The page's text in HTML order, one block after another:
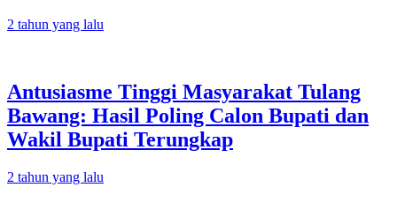
2 tahun yang lalu
Antusiasme Tinggi Masyarakat Tulang
Bawang: Hasil Poling Calon Bupati dan
Wakil Bupati Terungkap
2 tahun yang lalu